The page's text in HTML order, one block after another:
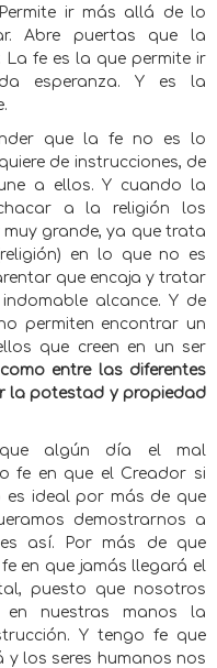
ir más allá de lo
Abre puertas que la
La fe es la que permite ir
esperanza. Y es la
que la fe no es lo
de instrucciones, de
a ellos. Y cuando la
a la religión los
grande, ya que trata
en lo que no es
que encaja y tratar
alcance. Y de
permiten encontrar un
que creen en un ser
entre las diferentes
la potestad y propiedad
que algún día el mal
fe en que el Creador si
es ideal por más de que
demostrarnos a
así. Por más de que
en que jamás llegará el
puesto que nosotros
en nuestras manos la
Y tengo fe que
los seres humanos nos